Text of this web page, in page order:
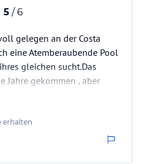
5 / 6
gelegen an der Costa
eine Atemberaubende Pool
gleichen sucht.Das
Jahre gekommen , aber
von fast jedem Punkt aus
auf den Atlantik.
erhalten